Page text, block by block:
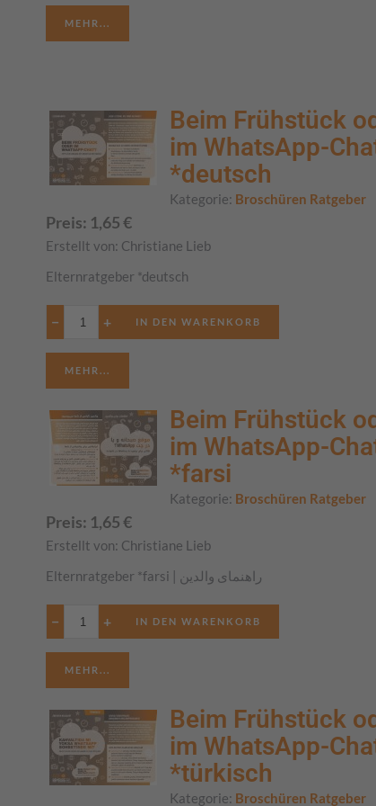
MEHR...
Beim Frühstück
im WhatsApp-
*deutsch
Kategorie: Broschüren Ratgeber
Preis: 1,65€
Erstellt von: Christiane Lieb
Elternratgeber *deutsch
− +
MEHR...
Beim Frühstück
im WhatsApp-
*farsi
Kategorie: Broschüren Ratgeber
Preis: 1,65€
Erstellt von: Christiane Lieb
Elternratgeber *farsi | راهنمای والدین
− +
MEHR...
Beim Frühstück
im WhatsApp-
*türkisch
Kategorie: Broschüren Ratgeber